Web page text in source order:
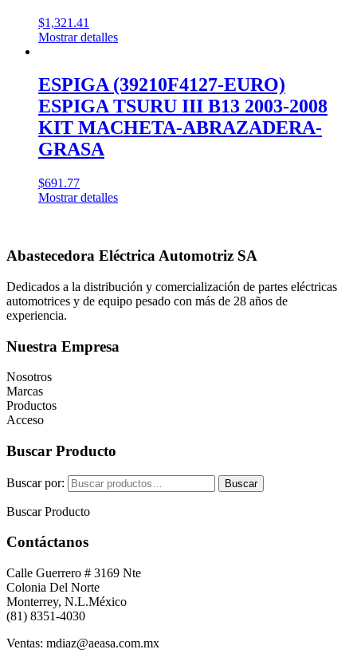
$1,321.41
Mostrar detalles
ESPIGA (39210F4127-EURO)
ESPIGA TSURU III B13 2003-2008
KIT MACHETA-ABRAZADERA-
GRASA
$691.77
Mostrar detalles
Abastecedora Eléctrica Automotriz SA
Dedicados a la distribución y comercialización de partes eléctricas
automotrices y de equipo pesado con más de 28 años de
experiencia.
Nuestra Empresa
Nosotros
Marcas
Productos
Acceso
Buscar Producto
Buscar por: Buscar
Buscar Producto
Contáctanos
Calle Guerrero # 3169 Nte
Colonia Del Norte
Monterrey, N.L.México
(81) 8351-4030
Ventas: mdiaz@aeasa.com.mx